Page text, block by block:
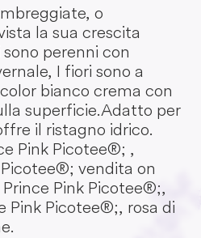
o
la sua crescita
perenni con
I fiori sono a
bianco crema con
superficie. Adatto per
il ristagno idrico.
Pink Picotee®; ,
vendita on
Pink Picotee®;,
Pink Picotee®;, rosa di